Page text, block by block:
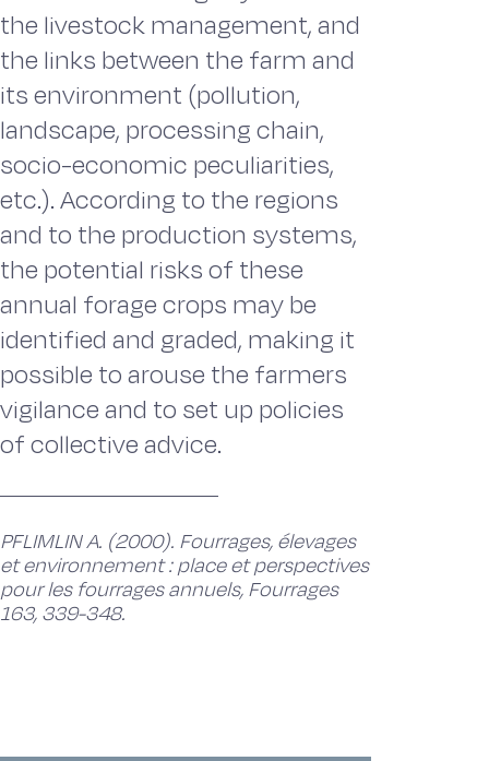
the livestock management, and
the links between the farm and
its environment (pollution,
landscape, processing chain,
socio-economic peculiarities,
etc.). According to the regions
and to the production systems,
the potential risks of these
annual forage crops may be
identified and graded, making it
possible to arouse the farmers
vigilance and to set up policies
of collective advice.
PFLIMLIN A. (2000). Fourrages, élevages
et environnement : place et perspectives
pour les fourrages annuels, Fourrages
163, 339-348.